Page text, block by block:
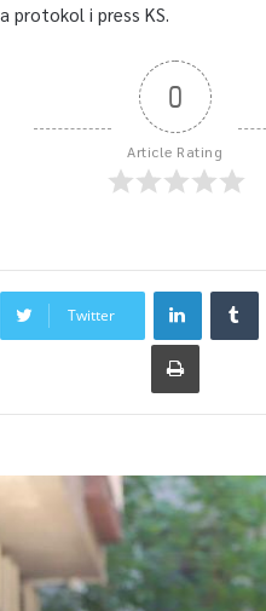
protokol i press KS.
0
Article Rating
Twitter